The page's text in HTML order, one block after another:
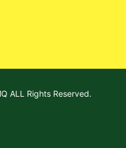
ALL Rights Reserved.